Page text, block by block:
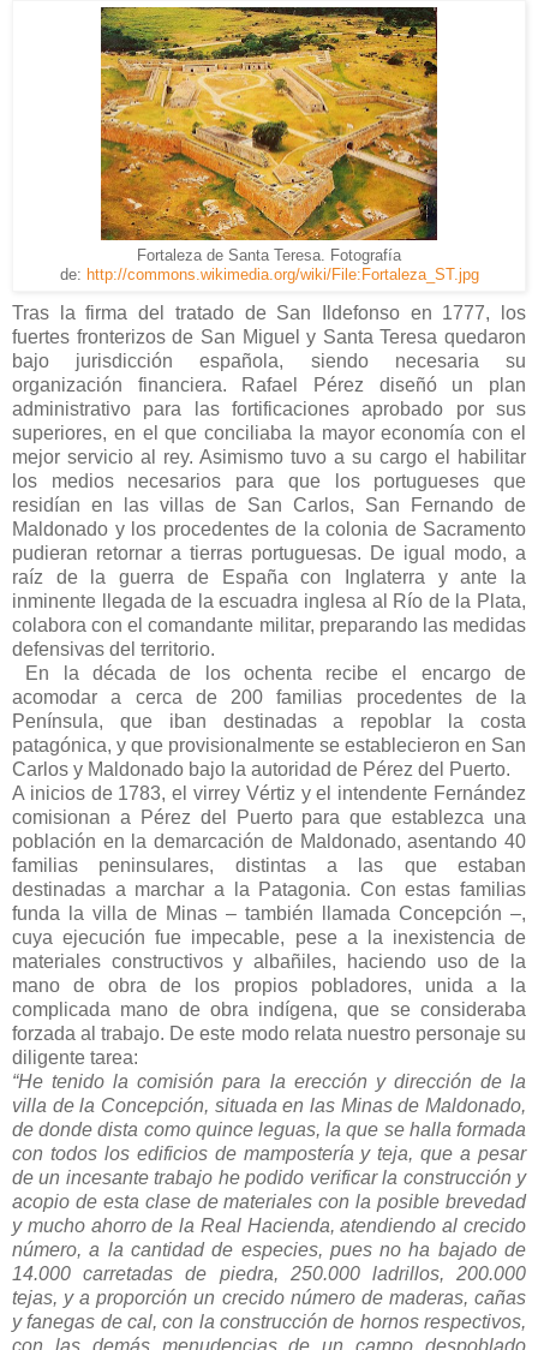
Fortaleza de Santa Teresa. Fotografía
de: http://commons.wikimedia.org/wiki/File:Fortaleza_ST.jpg
Tras la firma del tratado de San Ildefonso en 1777, los
fuertes fronterizos de San Miguel y Santa Teresa quedaron
bajo jurisdicción española, siendo necesaria su
organización financiera. Rafael Pérez diseñó un plan
administrativo para las fortificaciones aprobado por sus
superiores, en el que conciliaba la mayor economía con el
mejor servicio al rey. Asimismo tuvo a su cargo el habilitar
los medios necesarios para que los portugueses que
residían en las villas de San Carlos, San Fernando de
Maldonado y los procedentes de la colonia de Sacramento
pudieran retornar a tierras portuguesas. De igual modo, a
raíz de la guerra de España con Inglaterra y ante la
inminente llegada de la escuadra inglesa al Río de la Plata,
colabora con el comandante militar, preparando las medidas
defensivas del territorio.
En la década de los ochenta recibe el encargo de
acomodar a cerca de 200 familias procedentes de la
Península, que iban destinadas a repoblar la costa
patagónica, y que provisionalmente se establecieron en San
Carlos y Maldonado bajo la autoridad de Pérez del Puerto.
A inicios de 1783, el virrey Vértiz y el intendente Fernández
comisionan a Pérez del Puerto para que establezca una
población en la demarcación de Maldonado, asentando 40
familias peninsulares, distintas a
las que estaban
destinadas a marchar a la Patagonia. Con estas familias
funda la villa de Minas – también llamada Concepción –,
cuya ejecución fue impecable, pese a la inexistencia de
materiales constructivos y albañiles, haciendo uso de la
mano de obra de los propios pobladores, unida a la
complicada mano de obra indígena, que se consideraba
forzada al trabajo. De este modo relata nuestro personaje su
diligente tarea:
“He tenido la comisión para la erección y dirección de la
villa de la Concepción, situada en las Minas de Maldonado,
de donde dista como quince leguas, la que se halla formada
con todos los edificios de mampostería y teja, que a pesar
de un incesante trabajo he podido verificar la construcción y
acopio de esta clase de materiales con la posible brevedad
y mucho ahorro de la Real Hacienda, atendiendo al crecido
número, a la cantidad de especies, pues no ha bajado de
14.000 carretadas de piedra, 250.000 ladrillos, 200.000
tejas, y a proporción un crecido número de maderas, cañas
y fanegas de cal, con la construcción de hornos respectivos,